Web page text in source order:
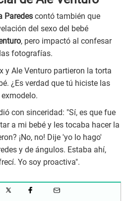
Paredes contó también que
del sexo del bebé
, pero impactó al confesar
fotografías.
y Ale Venturo partieron la torta
¿Es verdad que tú hiciste las
con sinceridad: "Sí, es que fue
a mi bebé y les tocaba hacer la
¡No, no! Dije 'yo lo hago'
y de ángulos. Estaba ahí,
Yo soy proactiva".